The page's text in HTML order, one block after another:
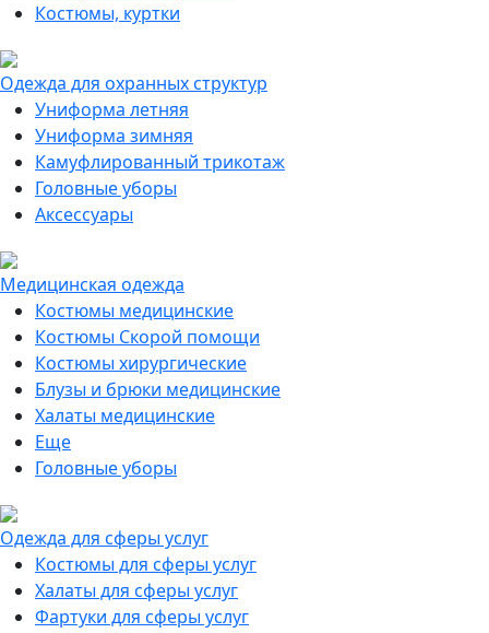
Костюмы, куртки
Одежда для охранных структур
Униформа летняя
Униформа зимняя
Камуфлированный трикотаж
Головные уборы
Аксессуары
Медицинская одежда
Костюмы медицинские
Костюмы Скорой помощи
Костюмы хирургические
Блузы и брюки медицинские
Халаты медицинские
Еще
Головные уборы
Одежда для сферы услуг
Костюмы для сферы услуг
Халаты для сферы услуг
Фартуки для сферы услуг